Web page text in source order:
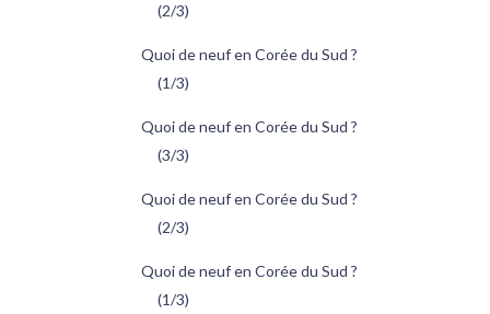
(2/3)
Quoi de neuf en Corée du Sud ?
(1/3)
Quoi de neuf en Corée du Sud ?
(3/3)
Quoi de neuf en Corée du Sud ?
(2/3)
Quoi de neuf en Corée du Sud ?
(1/3)